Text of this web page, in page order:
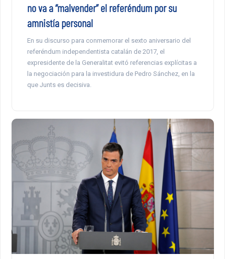
no va a “malvender” el referéndum por su
amnistía personal
En su discurso para conmemorar el sexto aniversario del
referéndum independentista catalán de 2017, el
expresidente de la Generalitat evitó referencias explícitas a
la negociación para la investidura de Pedro Sánchez, en la
que Junts es decisiva.